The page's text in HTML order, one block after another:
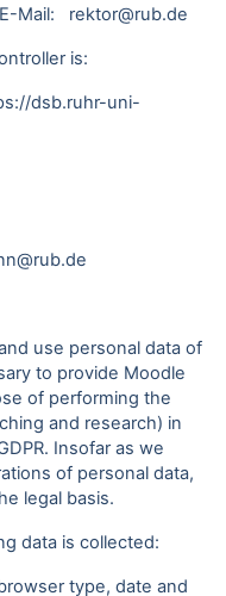
Mail: rektor@rub.de
is:
dsb.ruhr-uni-
use personal data of
to provide Moodle
of performing the
and research) in
Insofar as we
of personal data,
legal basis.
data is collected:
type, date and